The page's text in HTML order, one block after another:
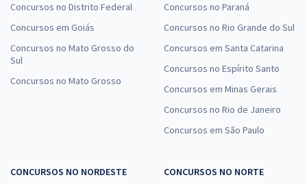
Concursos no Distrito Federal
Concursos em Goiás
Concursos no Mato Grosso do
Sul
Concursos no Mato Grosso
Concursos no Paraná
Concursos no Rio Grande do Sul
Concursos em Santa Catarina
Concursos no Espírito Santo
Concursos em Minas Gerais
Concursos no Rio de Janeiro
Concursos em São Paulo
CONCURSOS NO NORDESTE
CONCURSOS NO NORTE